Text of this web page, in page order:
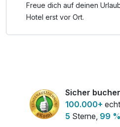
Freue dich auf deinen
Hotel erst vor Ort.
Sicher
100.000+
5 Sterne, 99 %